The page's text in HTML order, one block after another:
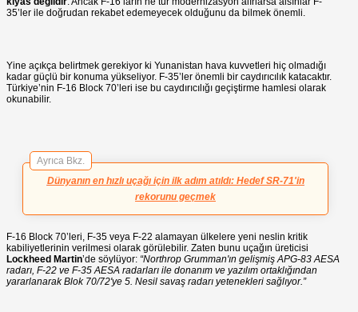
35’ler ile doğrudan rekabet edemeyecek olduğunu da bilmek önemli.
Yine açıkça belirtmek gerekiyor ki Yunanistan hava kuvvetleri hiç olmadığı
kadar güçlü bir konuma yükseliyor. F-35’ler önemli bir caydırıcılık katacaktır.
Türkiye’nin F-16 Block 70’leri ise bu caydırıcılığı geçiştirme hamlesi olarak
okunabilir.
Ayrıca Bkz.
Dünyanın en hızlı uçağı için ilk adım atıldı: Hedef SR-71'in
rekorunu geçmek
F-16 Block 70’leri, F-35 veya F-22 alamayan ülkelere yeni neslin kritik
kabiliyetlerinin verilmesi olarak görülebilir. Zaten bunu uçağın üreticisi
Lockheed Martin’de söylüyor: “Northrop Grumman'ın gelişmiş APG-83 AESA
radarı, F-22 ve F-35 AESA radarları ile donanım ve yazılım ortaklığından
yararlanarak Blok 70/72'ye 5. Nesil savaş radarı yetenekleri sağlıyor.”